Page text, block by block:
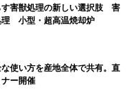
す害獣処理の新しい選択肢 害
理 小型・超高温焼却炉
使い方を産地全体で共有。直
ー開催